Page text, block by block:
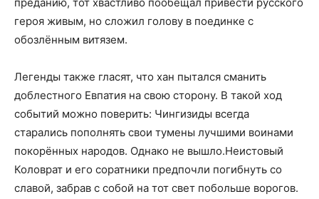
героя живым, но сложил голову в поединке с
обозлённым витязем.
Легенды также гласят, что хан пытался сманить
доблестного Евпатия на свою сторону. В такой ход
событий можно поверить: Чингизиды всегда
старались пополнять свои тумены лучшими воинами
покорённых народов. Однако не вышло.Неистовый
Коловрат и его соратники предпочли погибнуть со
славой, забрав с собой на тот свет побольше ворогов.